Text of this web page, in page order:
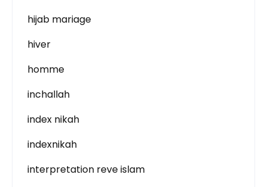
hijab mariage
hiver
homme
inchallah
index nikah
indexnikah
interpretation reve islam